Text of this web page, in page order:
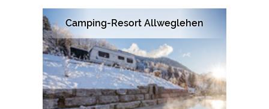
Camping-Resort Allweglehen